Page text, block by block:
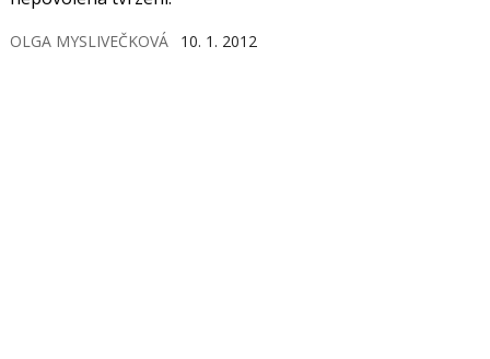
OLGA MYSLIVEČKOVÁ 10. 1. 2012